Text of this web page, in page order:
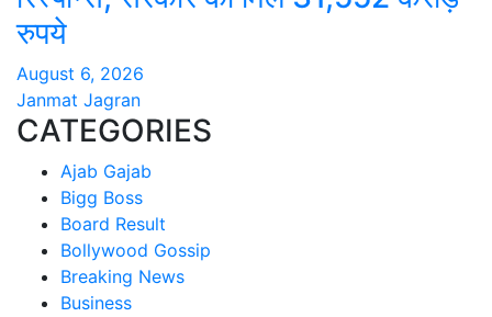
रुपये
August 6, 2026
Janmat Jagran
CATEGORIES
Ajab Gajab
Bigg Boss
Board Result
Bollywood Gossip
Breaking News
Business